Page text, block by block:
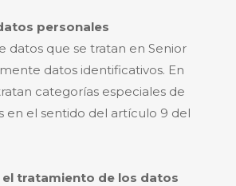
personales
datos que se tratan en Senior
datos identificativos. En
categorías especiales de
en el sentido del artículo 9 del
el tratamiento de los datos